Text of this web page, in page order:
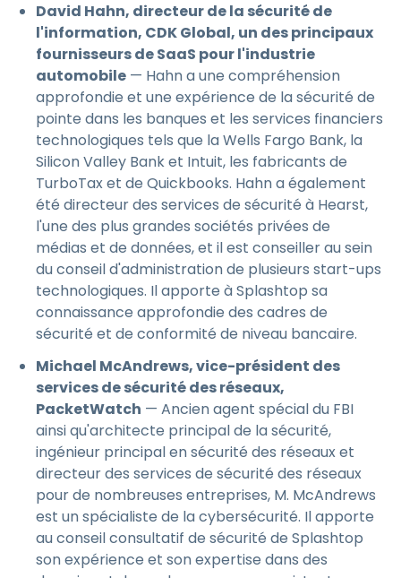
David Hahn, directeur de la sécurité de
l'information, CDK Global, un des principaux
fournisseurs de SaaS pour l'industrie
automobile — Hahn a une compréhension
approfondie et une expérience de la sécurité de
pointe dans les banques et les services financiers
technologiques tels que la Wells Fargo Bank, la
Silicon Valley Bank et Intuit, les fabricants de
TurboTax et de Quickbooks. Hahn a également
été directeur des services de sécurité à Hearst,
l'une des plus grandes sociétés privées de
médias et de données, et il est conseiller au sein
du conseil d'administration de plusieurs start-ups
technologiques. Il apporte à Splashtop sa
connaissance approfondie des cadres de
sécurité et de conformité de niveau bancaire.
Michael McAndrews, vice-président des
services de sécurité des réseaux,
PacketWatch — Ancien agent spécial du FBI
ainsi qu'architecte principal de la sécurité,
ingénieur principal en sécurité des réseaux et
directeur des services de sécurité des réseaux
pour de nombreuses entreprises, M. McAndrews
est un spécialiste de la cybersécurité. Il apporte
au conseil consultatif de sécurité de Splashtop
son expérience et son expertise dans des